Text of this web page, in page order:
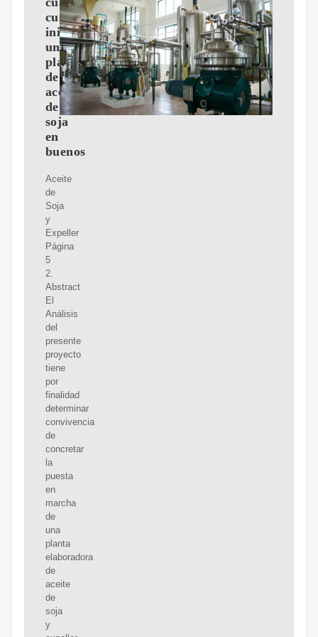
cuesta
iniciar
una
planta
de
aceite
de
soja
en
buenos
Aceite
de
Soja
y
Expeller
Página
5
2.
Abstract
El
Análisis
del
presente
proyecto
tiene
por
finalidad
determinar
convivencia
de
concretar
la
puesta
en
marcha
de
una
planta
elaboradora
de
aceite
de
soja
y